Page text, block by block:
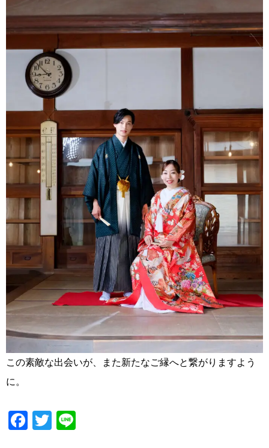
この素敵な出会いが、また新たなご縁へと繋がりますよう
に。
Facebook
Twitter